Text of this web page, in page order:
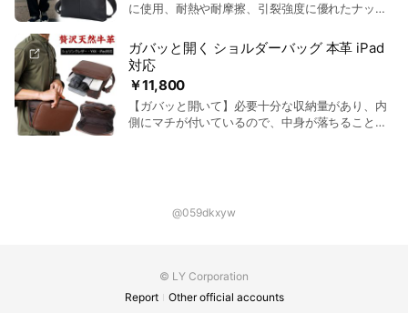
バッテリー 【仕様】正面ZIPポケット×1、メイン
ット×1、カード入れポケット×2)、後ろポケット
×1(内部:仕切りポケット×1)、背面ポケット×1（磁
石ボタン開閉）
間背負っていても快適。 TIDING(タイディング)
仔牛革（カーフレザー） 色 ブラック色 サイズ 縦
45cmｘ横30cmｘマチ16cm 重量 1.58kg 対応 16
インチPC、B4ファイル収納可能 仕様 (下)正面ZIP
ポケット×1、前ZIPポケット(ZIPポケット×1、小
物入れポケット×4、ペン挿し×2、仕切りポケッ
ト×1、カードポケット×7、キーホルダー×1)、ラ
に使用、耐熱や耐摩擦、引裂強度に優れたナッパ
なので肌触りがとても良いです。天然牛革の特性
で、雨の日も楽々。 【上質YKKジッパー】厳選上
質なYKKファスナーを採用され、スムーズに開閉
できる。長時間で使用しても壊れるなどご心配を
いりません。 【しっかり収納力】マチを4cmとる
ことで膨らみを抑えスマホや財布などをいれても
手元に！ TIDING(タイディング) 日本商標登録
ック色、【サイズ】横29cm×縦20cm×マチ
4cm、ショルダーベルト調節可能長さ：79cm〜
139cm＊幅3.5cm、【重量】約0.38kg、【仕様】
￥11,800
ガバッと開く ショルダーバッグ 本革 iPad
対応
【ガバッと開いて】必要十分な収納量があり、内
側にマチが付いているので、中身が落ちることは
い。 【上質YKKジッパー】厳選上質なYKKファス
【見た目以上な収納力】9.7インチiPad、スマホ、
長財布、モバイルバッテリーなど日常物が一杯収
納！通勤や普段のお出掛けなど TIDING(タイディ
@059dkxyw
© LY Corporation
Report
Other official accounts